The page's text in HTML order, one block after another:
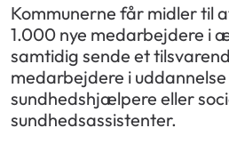
Kommunerne får midler til
1.000 nye medarbejdere i
samtidig sende et
medarbejdere i
sundhedshjælpere eller
sundhedsassistenter.